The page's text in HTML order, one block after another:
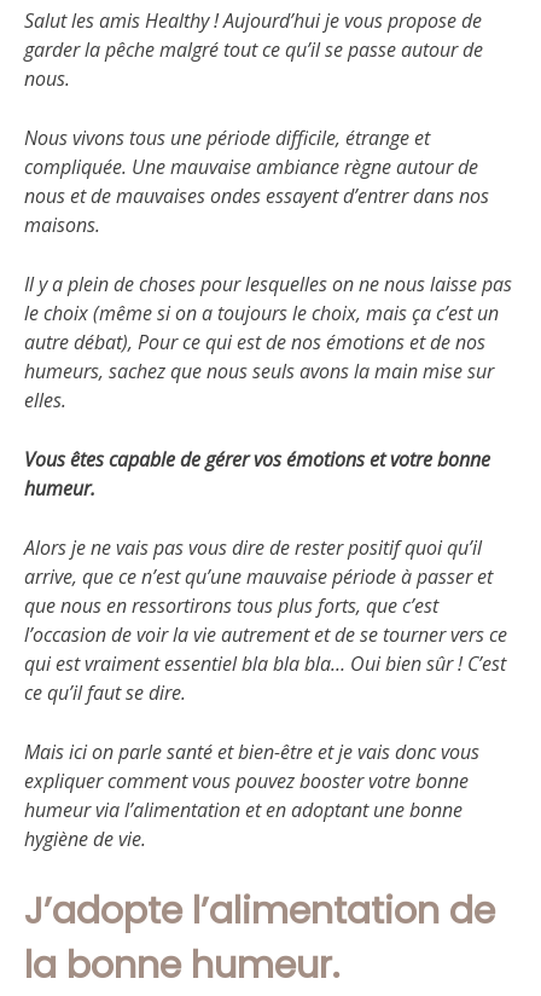
Salut les amis Healthy ! Aujourd’hui je vous propose de
garder la pêche malgré tout ce qu’il se passe autour de
nous.
Nous vivons tous une période difficile, étrange et
compliquée. Une mauvaise ambiance règne autour de
nous et de mauvaises ondes essayent d’entrer dans nos
maisons.
Il y a plein de choses pour lesquelles on ne nous laisse pas
le choix (même si on a toujours le choix, mais ça c’est un
autre débat), Pour ce qui est de nos émotions et de nos
humeurs, sachez que nous seuls avons la main mise sur
elles.
Vous êtes capable de gérer vos émotions et votre bonne
humeur.
Alors je ne vais pas vous dire de rester positif quoi qu’il
arrive, que ce n’est qu’une mauvaise période à passer et
que nous en ressortirons tous plus forts, que c’est
l’occasion de voir la vie autrement et de se tourner vers ce
qui est vraiment essentiel bla bla bla… Oui bien sûr ! C’est
ce qu’il faut se dire.
Mais ici on parle santé et bien-être et je vais donc vous
expliquer comment vous pouvez booster votre bonne
humeur via l’alimentation et en adoptant une bonne
hygiène de vie.
J’adopte l’alimentation de
la bonne humeur.